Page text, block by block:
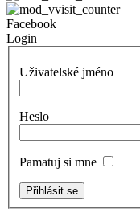
Facebook
Login
Uživatelské jméno
Heslo
Pamatuj si mne